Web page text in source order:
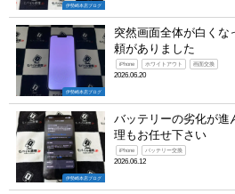
伊勢崎本店ブログ
伊勢崎本店ブログ
突然画面全体が白くな
頼がありました
iPhone ホワイトアウト 画面交換
2026.06.20
伊勢崎本店ブログ
バッテリーの劣化が進
理もお任せ下さい
iPhone バッテリー交換
2026.06.12